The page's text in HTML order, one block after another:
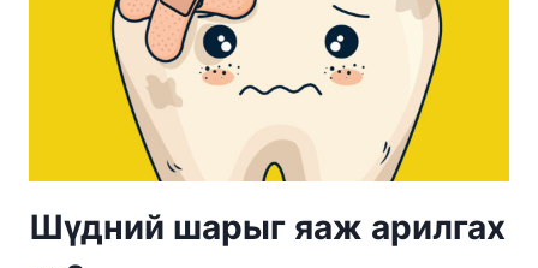
Шүдний шарыг яаж арилгах